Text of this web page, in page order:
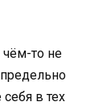
то не
в тех